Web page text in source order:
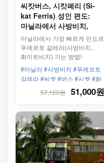
씨캇버스, 시캇페리 (Si-
kat Ferris) 성인 편도:
마닐라에서 사방비치,
화이트비치(푸에르토
칼레라)까지 한번에
마닐라에서 가장 빠르게 민도르
푸에르토 갈레라(사방비치,
화이트비치) 가는 방법!
#마닐라 #사방비치 #푸에르토
갈레라 #씨켓 #버스 #시켓 #화
57,120원 51,000원